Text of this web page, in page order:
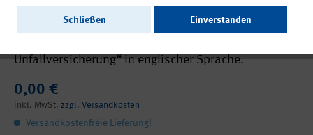
Accident Insurance
Unfallversicherung“ in englischer Sprache.
0,00 €
inkl. MwSt. zzgl. Versandkosten
Versandkostenfreie Lieferung!
Schließen Einverstanden